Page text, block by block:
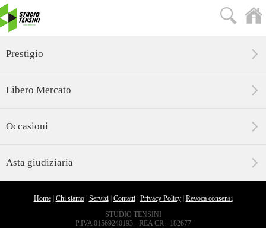
Prestigio
Libero Mercato
Occasioni
Asta giudiziaria
Home| Chi siamo| Servizi| Contatti| Privacy Policy| Revoca consensi
STUDIO TENSINI
P.IVA 01569240193 - REA CR - 182677